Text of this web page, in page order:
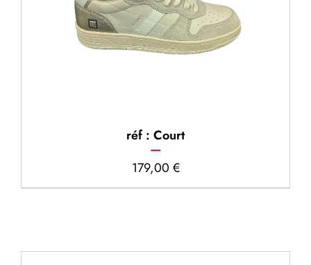
réf : Court
179,00 €